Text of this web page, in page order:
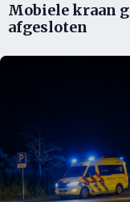
Mobiele kraan
afgesloten